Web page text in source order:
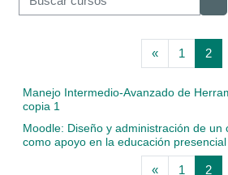
Cursos:
«Página
1 Página 1
2
Manejo Intermedio-Avanzado de
copia 1
Moodle: Diseño y administración de un
como apoyo en la educación presencial
«Página
1 Página 1
2